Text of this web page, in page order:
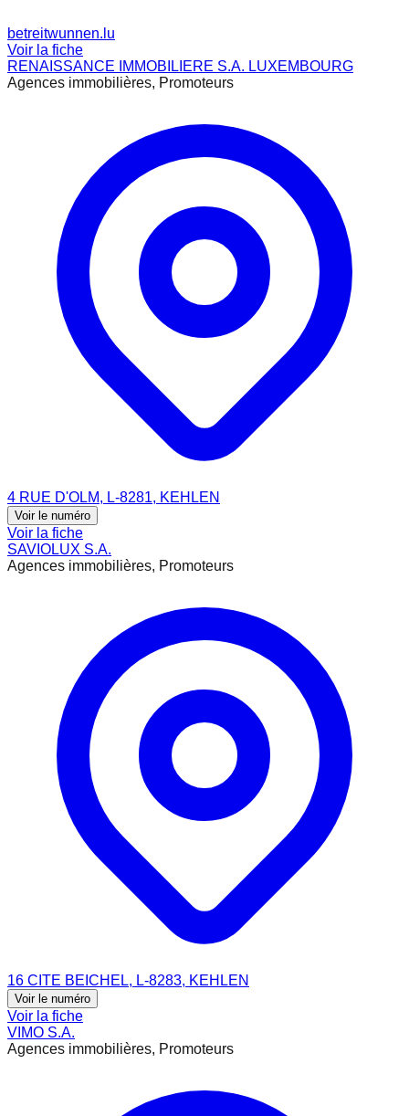
betreitwunnen.lu
Voir la fiche
RENAISSANCE IMMOBILIERE S.A. LUXEMBOURG
Agences immobilières, Promoteurs
4 RUE D'OLM, L-8281, KEHLEN
Voir le numéro
Voir la fiche
SAVIOLUX S.A.
Agences immobilières, Promoteurs
16 CITE BEICHEL, L-8283, KEHLEN
Voir le numéro
Voir la fiche
VIMO S.A.
Agences immobilières, Promoteurs